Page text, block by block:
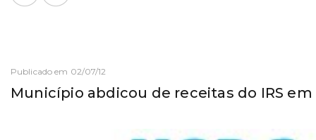
Publicado em 02/07/12
Município abdicou de receitas do IRS em